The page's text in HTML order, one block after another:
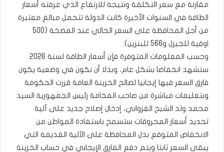
مقارنة مع سعر التكلفة ونتيجة للارتفاع الذي عرفته أسعار
الطاقة في السنوات الأخيرة كانت الدولة تتحمل مبالغ معتبرة
من أجل المحافظة على السعر الحالي عند المضخة (500
اوقية للجيزل و566 للبنزين).
وحسب المعلومات المتوفرة فإن أسعار الطاقة لسنة 2026
ستشهد انخفاضا بشكل عام، وبدلا أن نكون في وضعية يكون
فارق السعر فيها إيجابيا لصالح الخزينة العامة قررت الحكومة
وبتعليمات مباشرة من صاحب الفخامة رئيس الجمهورية السيد
محمد ولد الشيخ الغزواني، إدخال إصلاح جديد على آلية
تحديد أسعار المحروقات ستسمح باستفادة المواطن من
الانخفاض المتوقع بدل المحافظة على الآلية القديمة التي
يبقى السعر ثابتا ويتم دفع الفارق الإيجابي في حساب الخزينة